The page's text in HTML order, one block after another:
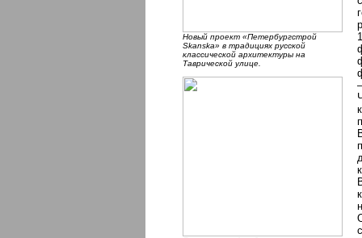
Новый проект «Петербургстрой
Skanska» в традициях русской
классической архитектуры на
Таврической улице.